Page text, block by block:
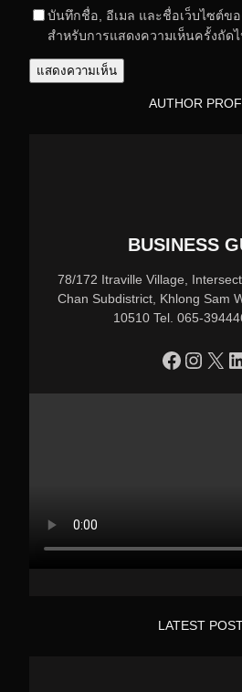
บันทึกชื่อ, อีเมล และชื่อเว็บไซต์ข
สำหรับการแสดงความเห็นครั้งถัด
AUTHOR
BUSINESS
78/172 Itraville Village,
Chan Subdistrict, Khlong Sam
10510 Tel. 065-
https://www.facebook.com/profile.php?id=100090086432719 Instagram X LinkedIn
LATEST